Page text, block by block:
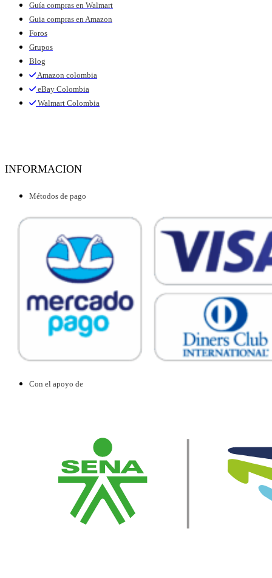
Guía compras en Walmart
Guia compras en Amazon
Foros
Grupos
Blog
Amazon colombia
eBay Colombia
Walmart Colombia
INFORMACION
Métodos de pago
Con el apoyo de